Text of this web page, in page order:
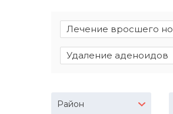
Лечение вросшего
Удаление аденоидов
Район